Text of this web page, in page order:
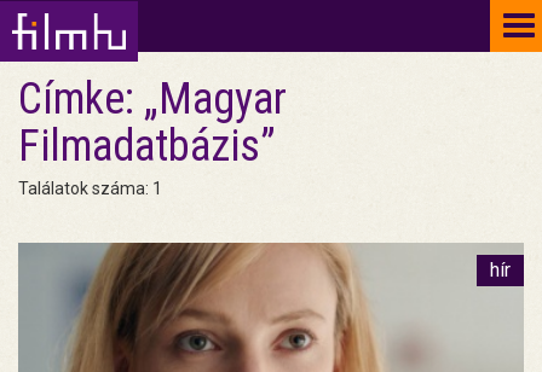
Címke: „Magyar
Filmadatbázis”
Találatok száma: 1
hír